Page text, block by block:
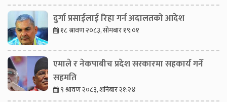
दुर्गा प्रसाईंलाई रिहा गर्न अदालतको आदेश
१८ श्रावण २०८३, सोमबार १९:०१
एमाले र नेकपाबीच प्रदेश सरकारमा सहकार्य गर्ने
सहमति
९ श्रावण २०८३, शनिबार २१:२४